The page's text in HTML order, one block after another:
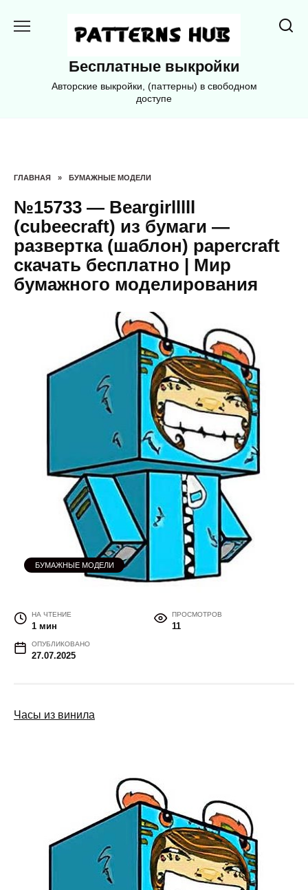
Бесплатные выкройки
Авторские выкройки, (паттерны) в свободном
доступе
ГЛАВНАЯ » БУМАЖНЫЕ МОДЕЛИ
№15733 — Beargirlllll
(cubeecraft) из бумаги —
развертка (шаблон) papercraft
скачать бесплатно | Мир
бумажного моделирования
БУМАЖНЫЕ МОДЕЛИ
НА ЧТЕНИЕ
1 мин
ПРОСМОТРОВ
11
ОПУБЛИКОВАНО
27.07.2025
Часы из винила